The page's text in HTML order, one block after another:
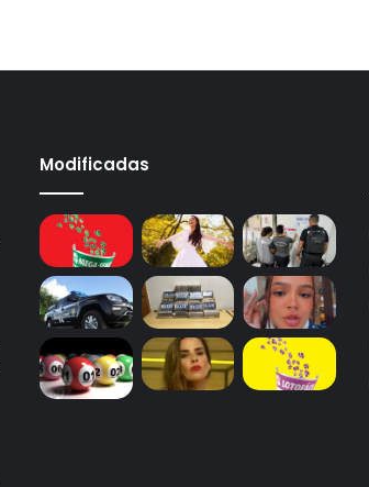
Modificadas